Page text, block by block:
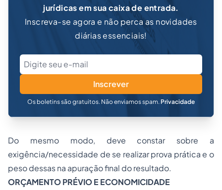
jurídicas em sua caixa de entrada.
Inscreva-se agora e não perca as novidades
diárias essenciais!
Inscrever
Os boletins são gratuitos. Não enviamos spam. Privacidade
Do mesmo modo, deve constar sobre a
exigência/necessidade de se realizar prova prática e o
peso dessas na apuração final do resultado.
ORÇAMENTO PRÉVIO E ECONOMICIDADE